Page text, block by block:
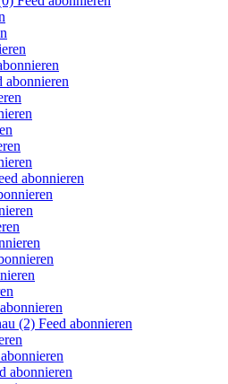
abonnieren
abonnieren
(2) Feed abonnieren
abonnieren